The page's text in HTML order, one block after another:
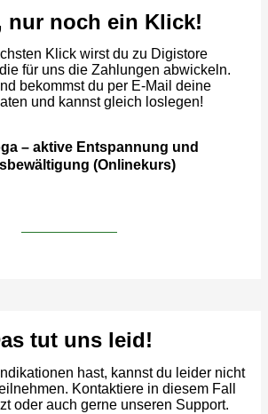
nur noch ein Klick!
Klick wirst du zu Digistore
für uns die Zahlungen abwickeln.
bekommst du per E-Mail deine
und kannst gleich loslegen!
– aktive Entspannung und
(Onlinekurs)
tut uns leid!
hast, kannst du leider nicht
Kontaktiere in diesem Fall
oder auch gerne unseren Support.